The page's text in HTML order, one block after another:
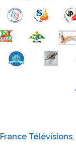
France Télévisions,